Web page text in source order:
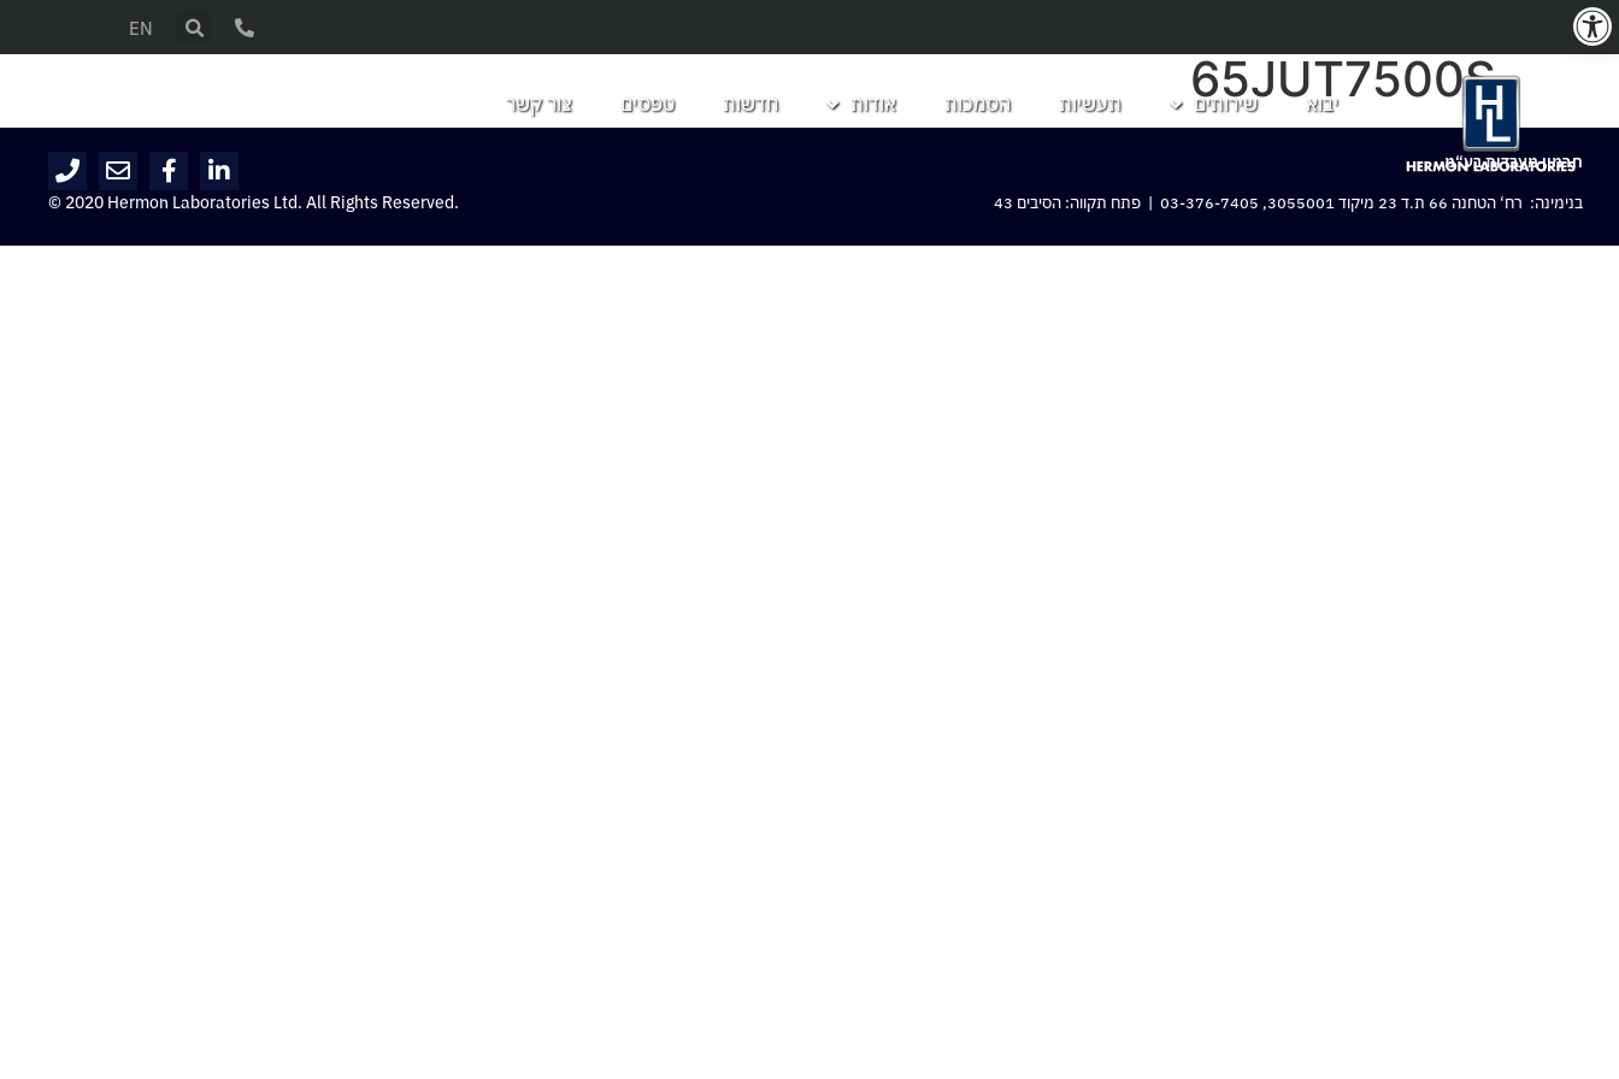
EN
יבוא שירותים תעשיות הסמכות אודות חדשות טפסים צור קשר 65JUT7500S
חרמון מעבדות בע“מ
בנימינה: רח‘ הטחנה 66 ת.ד 23 מיקוד 3055001,
03-376-7405 | פתח תקווה: הסיבים 43 © 2020 Hermon Laboratories Ltd. All Rights Reserved.